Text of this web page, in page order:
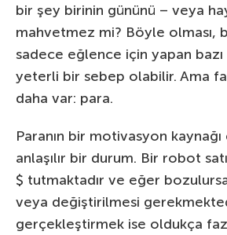
bir şey birinin gününü – veya
mahvetmez mi? Böyle olması,
sadece eğlence için yapan
yeterli bir sebep olabilir. Ama
daha var: para.
Paranın bir motivasyon
anlaşılır bir durum. Bir robot
$ tutmaktadır ve eğer
veya değiştirilmesi
gerçekleştirmek ise oldukça